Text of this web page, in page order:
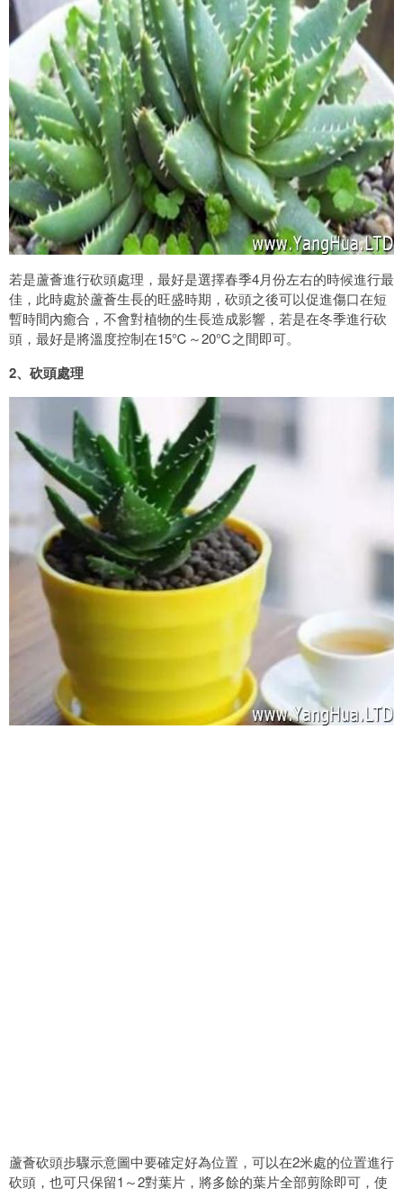
若是蘆薈進行砍頭處理，最好是選擇春季4月份左右的時候進行最
佳，此時處於蘆薈生長的旺盛時期，砍頭之後可以促進傷口在短
暫時間內癒合，不會對植物的生長造成影響，若是在冬季進行砍
頭，最好是將溫度控制在15℃～20℃之間即可。
2、砍頭處理
蘆薈砍頭步驟示意圖中要確定好為位置，可以在2米處的位置進行
砍頭，也可只保留1～2對葉片，將多餘的葉片全部剪除即可，使